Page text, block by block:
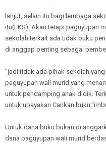
lanjut, selain itu bagi lembaga
itu(LKS). Akan tetapi paguyupan
sekolah terkait ada tidak buku
di anggap penting sebagai
"jadi tidak ada pihak sekolah
paguyupan wali murid yang
untuk pendamping anak didik.
untuk upayakan Carikan
Untuk dana buku bukan di
dana paguyupan wali murid